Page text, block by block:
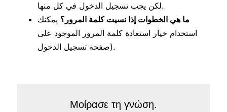
لكن يجب تسجيل الدخول في كل منها.
ما هي الخطوات إذا نسيت كلمة المرور؟ يمكنك
استخدام خيار استعادة كلمة المرور الموجود على
صفحة تسجيل الدخول).
Μοίρασε τη γνώση.